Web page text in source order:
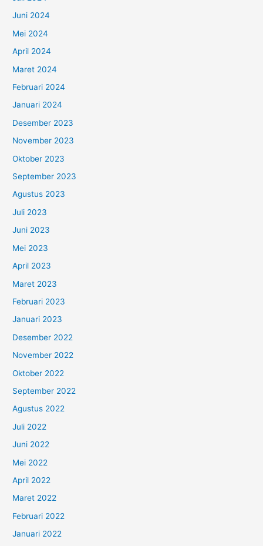
Juni 2024
Mei 2024
April 2024
Maret 2024
Februari 2024
Januari 2024
Desember 2023
November 2023
Oktober 2023
September 2023
Agustus 2023
Juli 2023
Juni 2023
Mei 2023
April 2023
Maret 2023
Februari 2023
Januari 2023
Desember 2022
November 2022
Oktober 2022
September 2022
Agustus 2022
Juli 2022
Juni 2022
Mei 2022
April 2022
Maret 2022
Februari 2022
Januari 2022